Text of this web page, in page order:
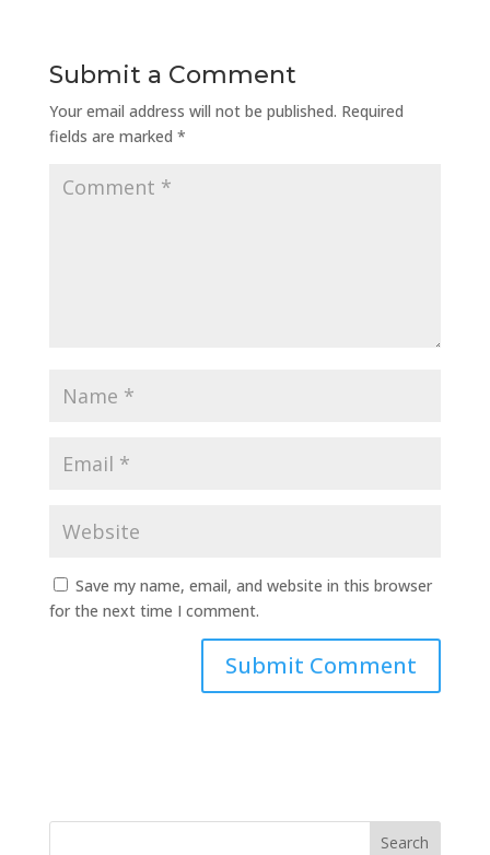
Submit a Comment
Your email address will not be published. Required
fields are marked *
Save my name, email, and website in this browser
for the next time I comment.
Search